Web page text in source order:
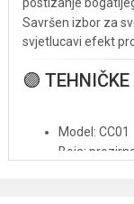
Savršen izbor za
svjetlucavi efekt
🟣
Model: CC01
Boja: